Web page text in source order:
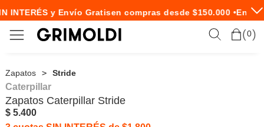
INTERÉS y Envío Gratisen compras desde $150.000 •Envío
0
Zapatos Stride
Caterpillar
Zapatos Caterpillar Stride
$ 5.400